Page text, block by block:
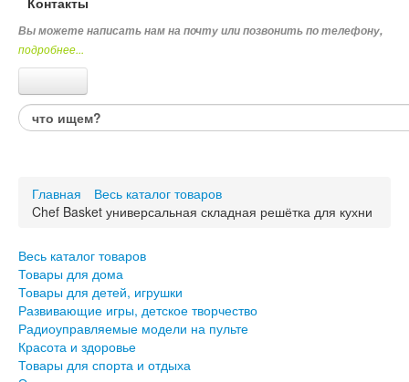
Вы можете написать нам на почту или позвонить по телефону,
подробнее...
Каталог товаров
Товары для детей, игрушки
Развивающие игры, детское творчество
Красота и здоровье
Товары для спорта и отдыха
Электроника и гаджеты
Вейпы, электронные сигареты, аксессуары
Товары для сада и огорода
Украшения и часы
Главная
Весь каталог товаров
Chef Basket универсальная складная решётка для кухни
Весь каталог товаров
Товары для дома
Товары для детей, игрушки
Развивающие игры, детское творчество
Радиоуправляемые модели на пульте
Красота и здоровье
Товары для спорта и отдыха